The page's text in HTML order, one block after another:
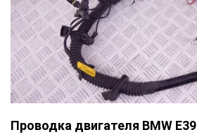
Проводка двигателя BMW E39